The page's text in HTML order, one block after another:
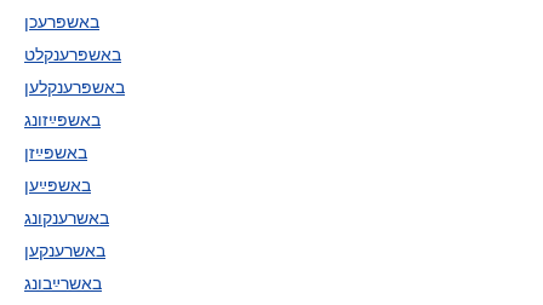
באשפּרעכן
באשפּרענקלט
באשפּרענקלען
באשפּײַזונג
באשפּײַזן
באשפּײַען
באשרענקונג
באשרענקען
באשרײַבונג